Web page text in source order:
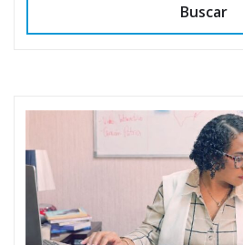
Buscar